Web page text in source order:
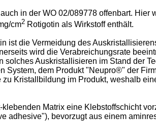
in der WO 02/089778 offenbart. Hier
cm2 Rotigotin als Wirkstoff enthält.
ist die Vermeidung des
wird die Verabreichungsrate
Auskristallisieren im Stand der
System, dem Produkt "Neupro®" der
Kristallbildung im Produkt, weshalb
Matrix eine Klebstoffschicht
adhesive"), bevorzugt aus einem